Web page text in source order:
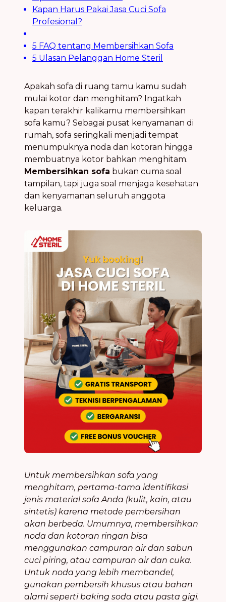
Kapan Harus Pakai Jasa Cuci Sofa
Profesional?
5 FAQ tentang Membersihkan Sofa
5 Ulasan Pelanggan Home Steril
Apakah sofa di ruang tamu kamu sudah
mulai kotor dan menghitam? Ingatkah
kapan terakhir kalikamu membersihkan
sofa kamu? Sebagai pusat kenyamanan di
rumah, sofa seringkali menjadi tempat
menumpuknya noda dan kotoran hingga
membuatnya kotor bahkan menghitam.
Membersihkan sofa bukan cuma soal
tampilan, tapi juga soal menjaga kesehatan
dan kenyamanan seluruh anggota
keluarga.
Untuk membersihkan sofa yang
menghitam, pertama-tama identifikasi
jenis material sofa Anda (kulit, kain, atau
sintetis) karena metode pembersihan
akan berbeda. Umumnya, membersihkan
noda dan kotoran ringan bisa
menggunakan campuran air dan sabun
cuci piring, atau campuran air dan cuka.
Untuk noda yang lebih membandel,
gunakan pembersih khusus atau bahan
alami seperti baking soda atau pasta gigi.